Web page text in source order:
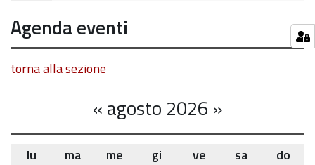
Agenda eventi
torna alla sezione
«agosto 2026 »
lu ma me gi ve sa
do